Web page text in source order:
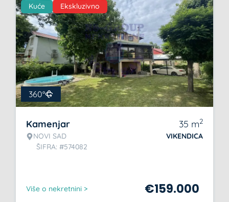
Kuće Ekskluzivno
360°
Kamenjar
NOVI SAD
ŠIFRA: #574082
35 m2
VIKENDICA
Više o nekretnini > €159.000